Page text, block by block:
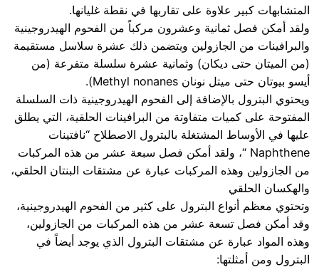
المتشابهات كبير علاوة على تقاربها في نقطة غليانها.
ولقد أمكن فصل ثمانية وعشرون مركباً من الفحوم الهيدروجينية
والبرافينات من الجازولين ويتضمن ذلك عشرة سلاسل مستقيمة
(من الميتان حتى ديكان) وثمانية عشرة سلسلة متفرعة (من
أيسو بيوتان حتى ميتل نونان Methyl nonanes).
ويحتوي البترول بالإضافة إلى الفحوم الهيدروجينية ذات السلسلة
المفتوحة على كميات متفاوتة من البرافينات الحلقية، التي يطلق
عليها في الأوساط المشتغلة بالبترول الاصطلاح “نافتينات
Naphthene “، ولقد أمكن فصل سبعة عشر من هذه المركبات
من الجازولين وهذه المركبات عبارة عن مشتقات البنتان الحلقي،
والهكسان الحلقي
وتحتوي معظم أنواع البترول على كثير من الفحوم الهيدروجينية،
وقد أمكن فصل تسعة عشر من هذه المركبات من الجازولين،
وهذه المواد عبارة عن مشتقات البترول الذي يوجد أيضاً في
البترول ومن أمثلتها: